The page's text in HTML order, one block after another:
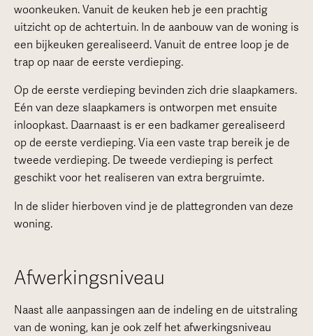
woonkeuken. Vanuit de keuken heb je een prachtig
uitzicht op de achtertuin. In de aanbouw van de woning is
een bijkeuken gerealiseerd. Vanuit de entree loop je de
trap op naar de eerste verdieping.
Op de eerste verdieping bevinden zich drie slaapkamers.
Eén van deze slaapkamers is ontworpen met ensuite
inloopkast. Daarnaast is er een badkamer gerealiseerd
op de eerste verdieping. Via een vaste trap bereik je de
tweede verdieping. De tweede verdieping is perfect
geschikt voor het realiseren van extra bergruimte.
In de slider hierboven vind je de plattegronden van deze
woning.
Afwerkingsniveau
Naast alle aanpassingen aan de indeling en de uitstraling
van de woning, kan je ook zelf het afwerkingsniveau